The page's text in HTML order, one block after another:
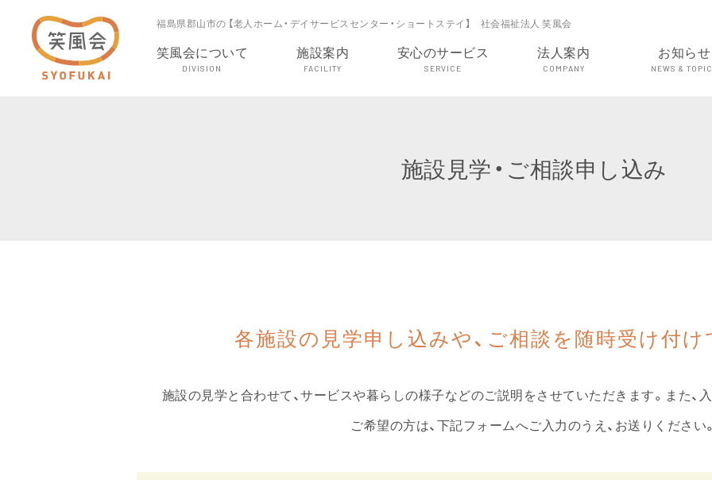
福島県郡山市の 【老人ホーム・デイサービスセンター・ショートステイ】 社会福祉法人 笑風会
笑風会について
DIVISION
施設案内
FACILITY
安心のサービス
SERVICE
法人案内
COMPANY
お知らせ
NEWS &
施設見学・ご相談申し込み
各施設の見学申し込みや、ご相談を随時受け付け
施設の見学と合わせて、サービスや暮らしの様子などのご説明をさせていただきます。また、
ご希望の方は、下記フォームへご入力のうえ、お送りください。